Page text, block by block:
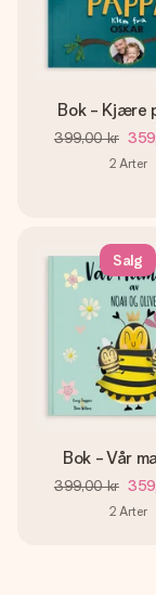
et bilde av
hjertet. Ikke
Bok - Kjære
399,00 kr
2 Arter
Salg
Bok - Vår
399,00 kr
2 Arter